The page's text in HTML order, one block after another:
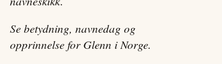
Se betydning, navnedag og
opprinnelse for Glenn i Norge.